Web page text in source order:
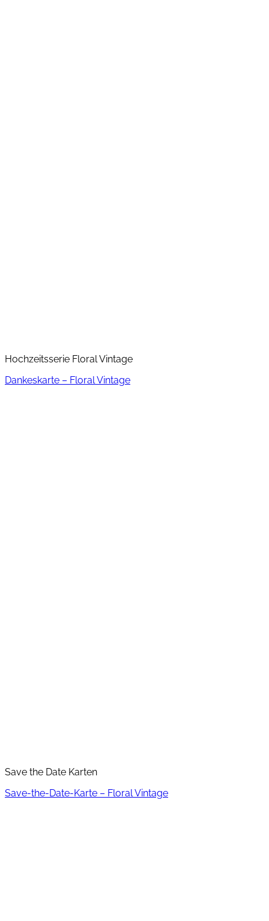
Hochzeitsserie Floral Vintage
Dankeskarte – Floral Vintage
Save the Date Karten
Save-the-Date-Karte – Floral Vintage